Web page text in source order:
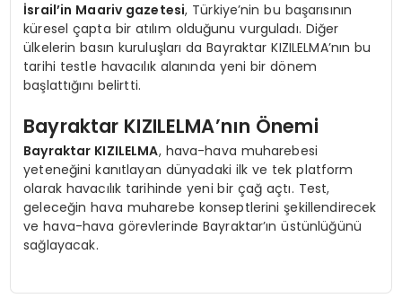
İsrail’in Maariv gazetesi, Türkiye’nin bu başarısının
küresel çapta bir atılım olduğunu vurguladı. Diğer
ülkelerin basın kuruluşları da Bayraktar KIZILELMA’nın bu
tarihi testle havacılık alanında yeni bir dönem
başlattığını belirtti.
Bayraktar KIZILELMA’nın Önemi
Bayraktar KIZILELMA, hava-hava muharebesi
yeteneğini kanıtlayan dünyadaki ilk ve tek platform
olarak havacılık tarihinde yeni bir çağ açtı. Test,
geleceğin hava muharebe konseptlerini şekillendirecek
ve hava-hava görevlerinde Bayraktar’ın üstünlüğünü
sağlayacak.